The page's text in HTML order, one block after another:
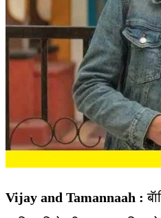
Vijay and Tamannaah :